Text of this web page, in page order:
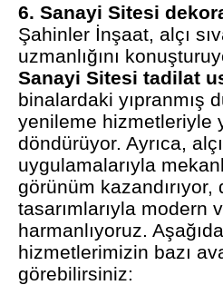
6. Sanayi Sitesi
Şahinler İnşaat, alçı
uzmanlığını
Sanayi Sitesi tadilat
binalardaki yıpranmış
yenileme hizmetleriyle
döndürüyor. Ayrıca,
uygulamalarıyla
görünüm kazandırıyor,
tasarımlarıyla modern
harmanlıyoruz.
hizmetlerimizin bazı
görebilirsiniz: